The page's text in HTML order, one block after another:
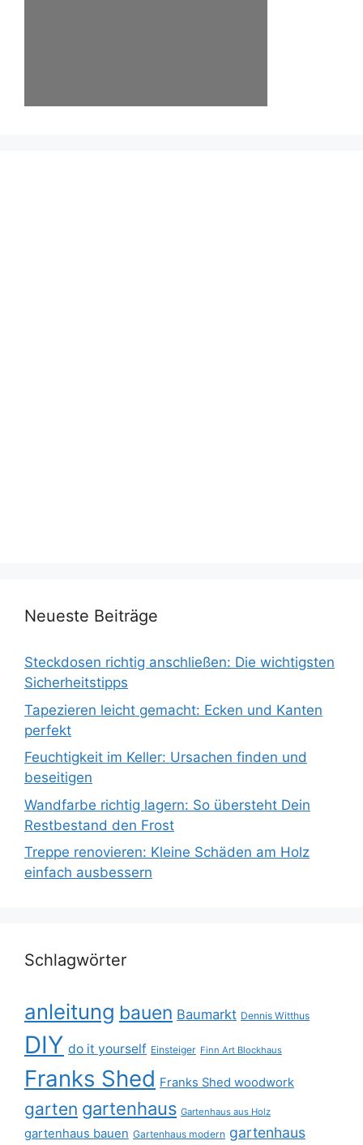
Neueste Beiträge
Steckdosen richtig anschließen: Die wichtigsten
Sicherheitstipps
Tapezieren leicht gemacht: Ecken und Kanten
perfekt
Feuchtigkeit im Keller: Ursachen finden und
beseitigen
Wandfarbe richtig lagern: So übersteht Dein
Restbestand den Frost
Treppe renovieren: Kleine Schäden am Holz
einfach ausbessern
Schlagwörter
anleitung bauen Baumarkt Dennis Witthus
DIY do it yourself Einsteiger Finn Art Blockhaus
Franks Shed Franks Shed woodwork
garten gartenhaus Gartenhaus aus Holz
gartenhaus bauen Gartenhaus modern gartenhaus